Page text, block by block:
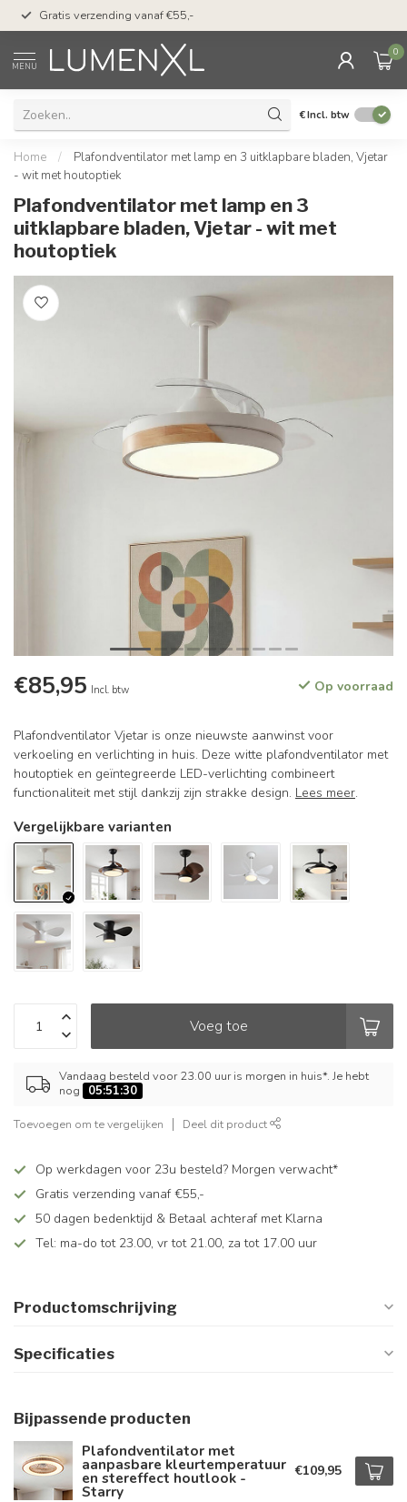
Gratis verzending vanaf €55,-
MENU
0
€Incl. btw
Home /
Plafondventilator met lamp en 3 uitklapbare bladen, Vjetar
- wit met houtoptiek
Plafondventilator met lamp en 3
uitklapbare bladen, Vjetar - wit met
houtoptiek
€85,95 Incl. btw Op voorraad
Plafondventilator Vjetar is onze nieuwste aanwinst voor
verkoeling en verlichting in huis. Deze witte plafondventilator met
houtoptiek en geïntegreerde LED-verlichting combineert
functionaliteit met stijl dankzij zijn strakke design. Lees meer.
Vergelijkbare varianten
Voeg toe
Vandaag besteld voor 23.00 uur is morgen in huis*. Je hebt
nog
05:51:29
Toevoegen om te vergelijken Deel dit product
Op werkdagen voor 23u besteld? Morgen verwacht*
Gratis verzending vanaf €55,-
50 dagen bedenktijd & Betaal achteraf met Klarna
Tel: ma-do tot 23.00, vr tot 21.00, za tot 17.00 uur
Productomschrijving
Specificaties
Bijpassende producten
Plafondventilator met
aanpasbare kleurtemperatuur
en stereffect houtlook -
Starry
€109,95